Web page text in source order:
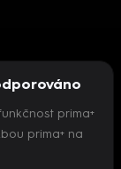
prima+
prima+ na